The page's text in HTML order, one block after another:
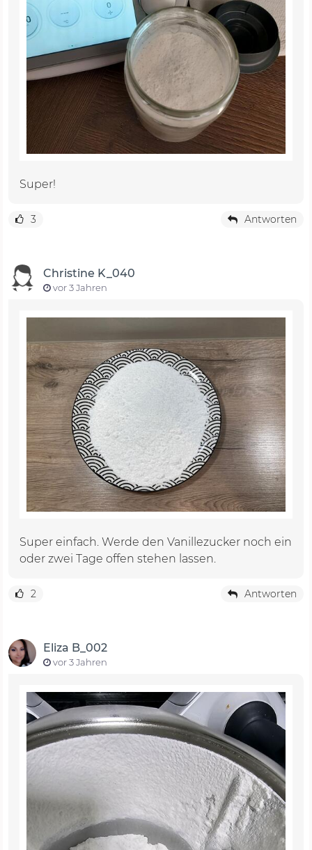
Super!
3 Antworten
Christine K_040
vor 3 Jahren
Super einfach. Werde den Vanillezucker noch ein
oder zwei Tage offen stehen lassen.
2 Antworten
Eliza B_002
vor 3 Jahren